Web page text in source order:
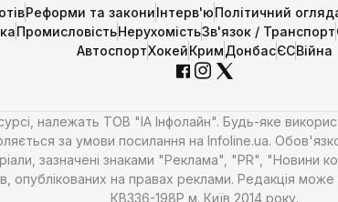
Реформи та закониІнтерв'юПолітичний
ПромисловістьНерухомістьЗв'язок / Транспорт
АвтоспортХокейКримДонбасЄСВійна
належать ТОВ "ІА Інфолайн". Будь-яке
за умови посилання на Infoline.ua.
зазначені знаками "Реклама", "PR", "Новини
опублікованих на правах реклами. Редакція
КВ336-198Р м. Київ 2014 року.